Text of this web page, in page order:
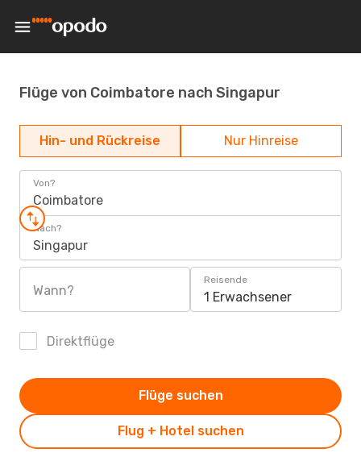
Flüge von Coimbatore nach Singapur
Hin- und Rückreise Nur Hinreise
Von?
Coimbatore
Nach?
Singapur
Wann?
Reisende
1 Erwachsener
Direktflüge
Flug + Hotel suchen
Flüge suchen